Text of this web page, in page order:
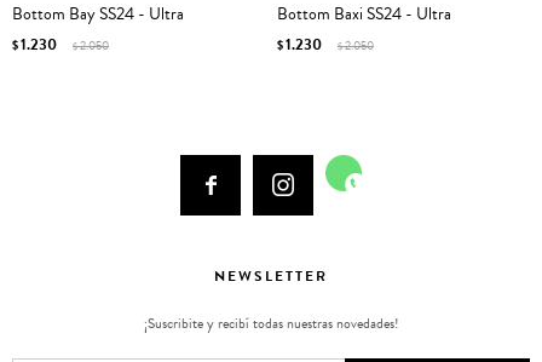
Bottom Bay SS24 - Ultra
$1.230 $2.050
Bottom Baxi SS24 - Ultra
$1.230 $2.050
  
NEWSLETTER
¡Suscribite y recibí todas nuestras novedades!